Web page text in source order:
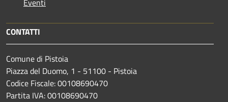
CONTATTI
Comune di Pistoia
Piazza del Duomo, 1 - 51100 - Pistoia
Codice Fiscale: 00108690470
Partita IVA: 00108690470